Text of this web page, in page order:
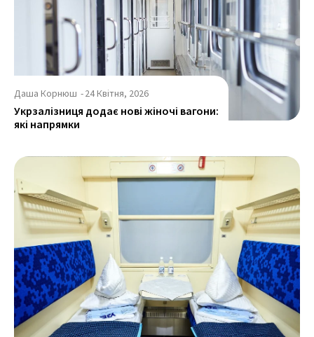
Даша Корнюш -24 Квітня, 2026
Укрзалізниця додає нові жіночі вагони:
які напрямки